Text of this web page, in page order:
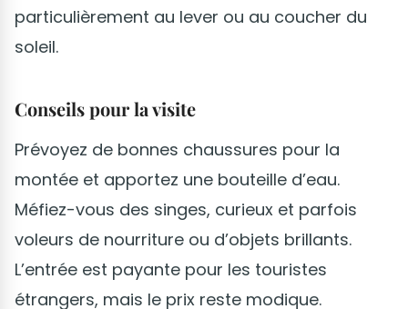
particulièrement au lever ou au coucher du
soleil.
Conseils pour la visite
Prévoyez de bonnes chaussures pour la
montée et apportez une bouteille d’eau.
Méfiez-vous des singes, curieux et parfois
voleurs de nourriture ou d’objets brillants.
L’entrée est payante pour les touristes
étrangers, mais le prix reste modique.